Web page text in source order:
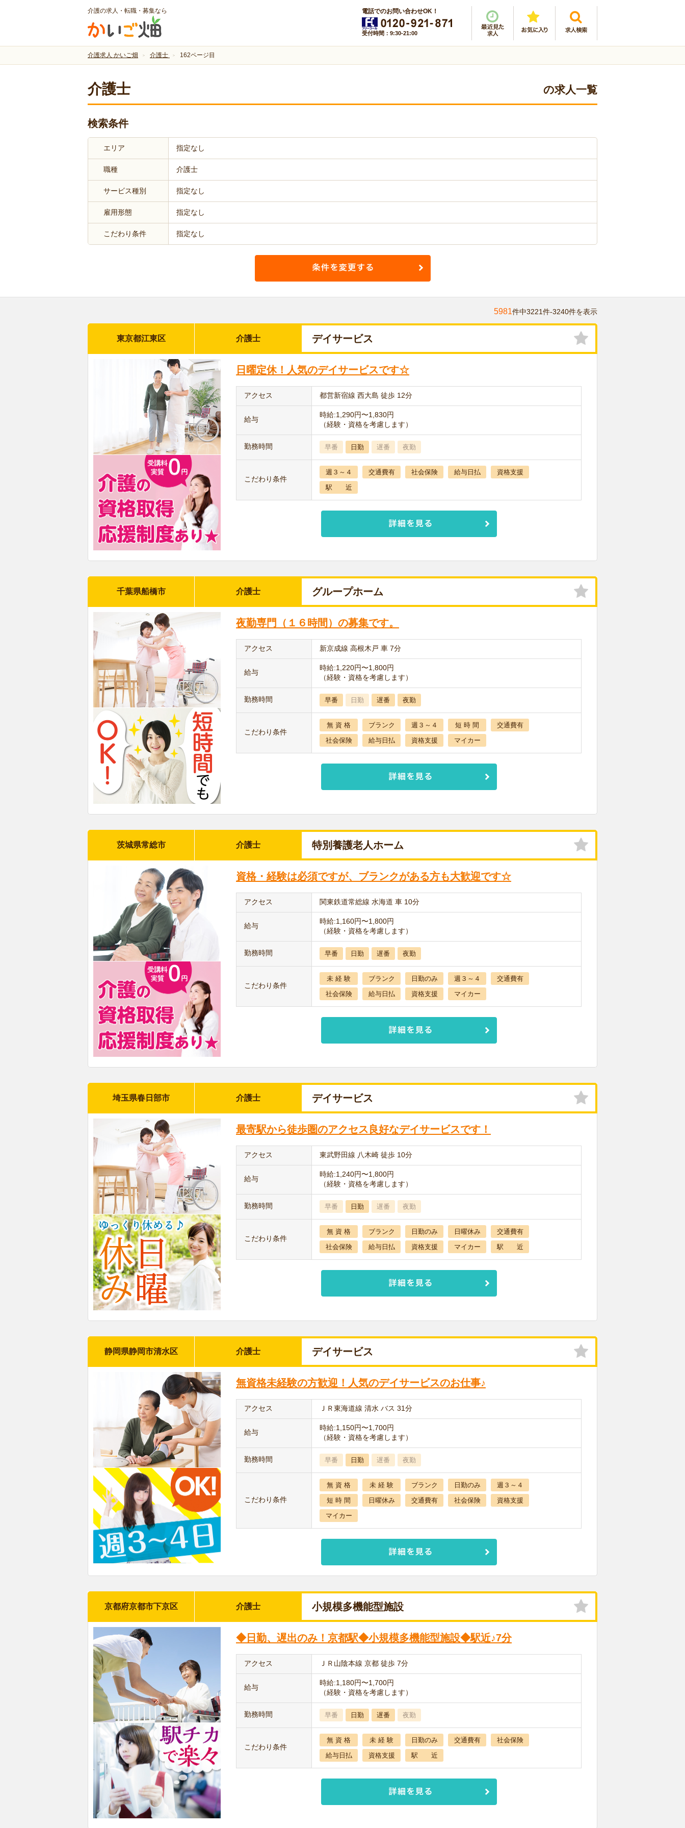
介護の求人・転職・募集なら 電話でのお問い合わせOK！
受付時間：9:30-21:00
介護求人 かいご畑 介護士 162ページ目
介護士 の求人一覧
検索条件
エリア 指定なし
職種 介護士
サービス種別 指定なし
雇用形態 指定なし
こだわり条件 指定なし
5981件中3221件-3240件を表示
東京都江東区 介護士 デイサービス
日曜定休！人気のデイサービスです☆
アクセス 都営新宿線 西大島 徒歩 12分
給与
時給:1,290円〜1,830円
（経験・資格を考慮します）
勤務時間 早番 日勤 遅番 夜勤
こだわり条件
週３～４ 交通費有 社会保険 給与日払
資格支援
駅 近
千葉県船橋市 介護士 グループホーム
夜勤専門（１６時間）の募集です。
アクセス 新京成線 高根木戸 車 7分
給与
時給:1,220円〜1,800円
（経験・資格を考慮します）
勤務時間 早番 日勤 遅番 夜勤
こだわり条件
無 資 格 ブランク 週３～４ 短 時 間
交通費有
社会保険
給与日払 資格支援 マイカー
茨城県常総市 介護士 特別養護老人ホーム
資格・経験は必須ですが、ブランクがある方も大歓迎です☆
アクセス 関東鉄道常総線 水海道 車 10分
給与
時給:1,160円〜1,800円
（経験・資格を考慮します）
勤務時間 早番 日勤 遅番 夜勤
こだわり条件
未 経 験 ブランク 日勤のみ 週３～４
交通費有
社会保険
給与日払 資格支援 マイカー
埼玉県春日部市 介護士 デイサービス
最寄駅から徒歩圏のアクセス良好なデイサービスです！
アクセス 東武野田線 八木崎 徒歩 10分
給与
時給:1,240円〜1,800円
（経験・資格を考慮します）
勤務時間 早番 日勤 遅番 夜勤
こだわり条件
無 資 格 ブランク 日勤のみ 日曜休み
交通費有
社会保険
給与日払 資格支援 マイカー 駅 近
静岡県静岡市清水区 介護士 デイサービス
無資格未経験の方歓迎！人気のデイサービスのお仕事♪
アクセス ＪＲ東海道線 清水 バス 31分
給与
時給:1,150円〜1,700円
（経験・資格を考慮します）
勤務時間 早番 日勤 遅番 夜勤
こだわり条件
無 資 格 未 経 験 ブランク 日勤のみ
週３～４
短 時 間
日曜休み 交通費有 社会保険
資格支援
マイカー
京都府京都市下京区 介護士 小規模多機能型施設
◆日勤、遅出のみ！京都駅◆小規模多機能型施設◆駅近♪7分
アクセス ＪＲ山陰本線 京都 徒歩 7分
給与
時給:1,180円〜1,700円
（経験・資格を考慮します）
勤務時間 早番 日勤 遅番 夜勤
こだわり条件
無 資 格 未 経 験 日勤のみ 交通費有
社会保険
給与日払
資格支援 駅 近